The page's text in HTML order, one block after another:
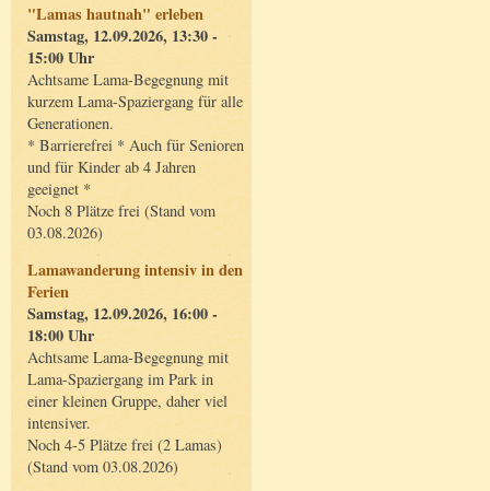
"Lamas hautnah" erleben
Samstag, 12.09.2026, 13:30 -
15:00 Uhr
Achtsame Lama-Begegnung mit
kurzem Lama-Spaziergang für alle
Generationen.
* Barrierefrei * Auch für Senioren
und für Kinder ab 4 Jahren
geeignet *
Noch 8 Plätze frei (Stand vom
03.08.2026)
Lamawanderung intensiv in den
Ferien
Samstag, 12.09.2026, 16:00 -
18:00 Uhr
Achtsame Lama-Begegnung mit
Lama-Spaziergang im Park in
einer kleinen Gruppe, daher viel
intensiver.
Noch 4-5 Plätze frei (2 Lamas)
(Stand vom 03.08.2026)